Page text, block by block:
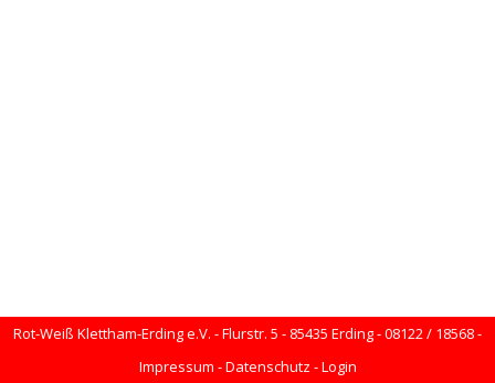
Rot-Weiß Klettham-Erding e.V. - Flurstr. 5 - 85435 Erding - 08122 / 18568 -
Impressum -Datenschutz -Login